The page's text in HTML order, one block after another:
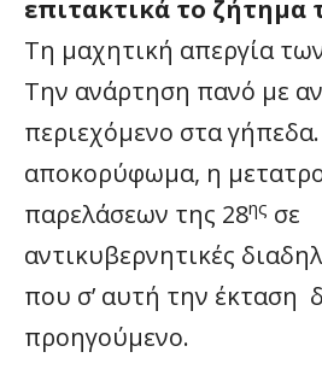
επιτακτικά το ζήτημα
Τη μαχητική απεργία
Την ανάρτηση πανό με
περιεχόμενο στα
αποκορύφωμα, η
παρελάσεων της 28ης σε
αντικυβερνητικές
που σ’ αυτή την έκταση
προηγούμενο.